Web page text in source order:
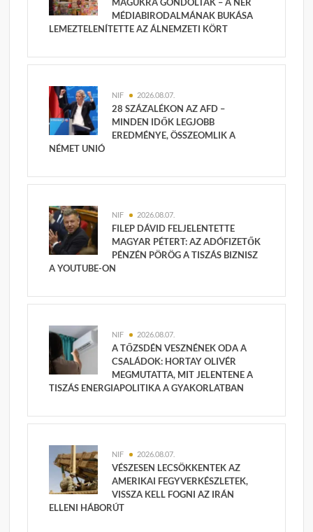
MÉDIABIRODALMÁNAK BUKÁSA
LEMEZTELENÍTETTE AZ ÁLNEMZETI KÖRT
NIF 2026.08.07.
28 SZÁZALÉKON AZ AFD –
MINDEN IDŐK LEGJOBB
EREDMÉNYE, ÖSSZEOMLIK A
NÉMET UNIÓ
NIF 2026.08.07.
FILEP DÁVID FELJELENTETTE
MAGYAR PÉTERT: AZ ADÓFIZETŐK
PÉNZÉN PÖRÖG A TISZÁS BIZNISZ
A YOUTUBE-ON
NIF 2026.08.07.
A TŐZSDÉN VESZNÉNEK ODA A
CSALÁDOK: HORTAY OLIVÉR
MEGMUTATTA, MIT JELENTENE A
TISZÁS ENERGIAPOLITIKA A GYAKORLATBAN
NIF 2026.08.07.
VÉSZESEN LECSÖKKENTEK AZ
AMERIKAI FEGYVERKÉSZLETEK,
VISSZA KELL FOGNI AZ IRÁN
ELLENI HÁBORÚT